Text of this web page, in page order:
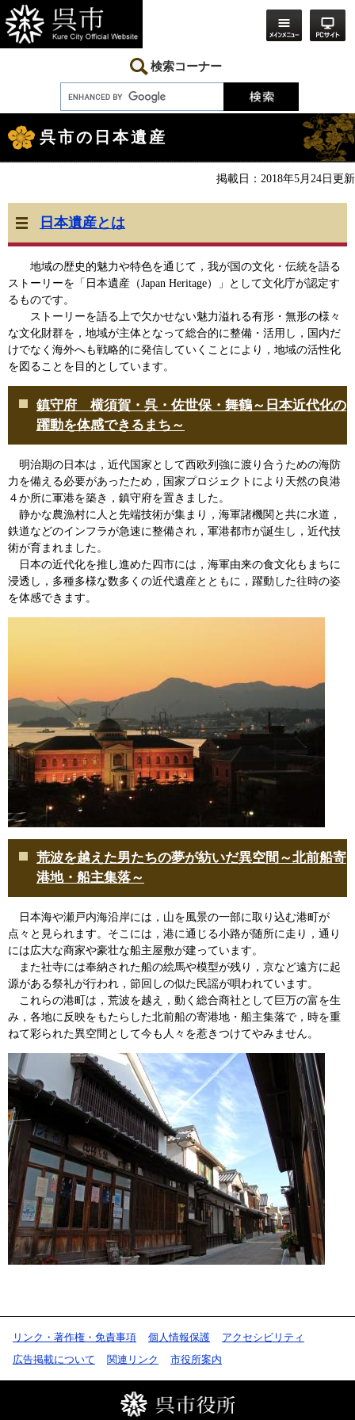
ー
ジ
の
ニ
ュ
ー
本
へ
検索コーナー
文
呉市の日本遺産
掲載日：2018年5月24日更新
日本遺産とは
地域の歴史的魅力や特色を通じて，我が国の文化・伝統を語る
ストーリーを「日本遺産（Japan Heritage）」として文化庁が認定す
るものです。
ストーリーを語る上で欠かせない魅力溢れる有形・無形の様々
な文化財群を，地域が主体となって総合的に整備・活用し，国内だ
けでなく海外へも戦略的に発信していくことにより，地域の活性化
を図ることを目的としています。
鎮守府 横須賀・呉・佐世保・舞鶴～日本近代化の
躍動を体感できるまち～
明治期の日本は，近代国家として西欧列強に渡り合うための海防
力を備える必要があったため，国家プロジェクトにより天然の良港
４か所に軍港を築き，鎮守府を置きました。
静かな農漁村に人と先端技術が集まり，海軍諸機関と共に水道，
鉄道などのインフラが急速に整備され，軍港都市が誕生し，近代技
術が育まれました。
日本の近代化を推し進めた四市には，海軍由来の食文化もまちに
浸透し，多種多様な数多くの近代遺産とともに，躍動した往時の姿
を体感できます。
荒波を越えた男たちの夢が紡いだ異空間～北前船寄
港地・船主集落～
日本海や瀬戸内海沿岸には，山を風景の一部に取り込む港町が
点々と見られます。そこには，港に通じる小路が随所に走り，通り
には広大な商家や豪壮な船主屋敷が建っています。
また社寺には奉納された船の絵馬や模型が残り，京など遠方に起
源がある祭礼が行われ，節回しの似た民謡が唄われています。
これらの港町は，荒波を越え，動く総合商社として巨万の富を生
み，各地に反映をもたらした北前船の寄港地・船主集落で，時を重
ねて彩られた異空間として今も人々を惹きつけてやみません。
リンク・著作権・免責事項 個人情報保護
アクセシビリティ
広告掲載について
関連リンク 市役所案内